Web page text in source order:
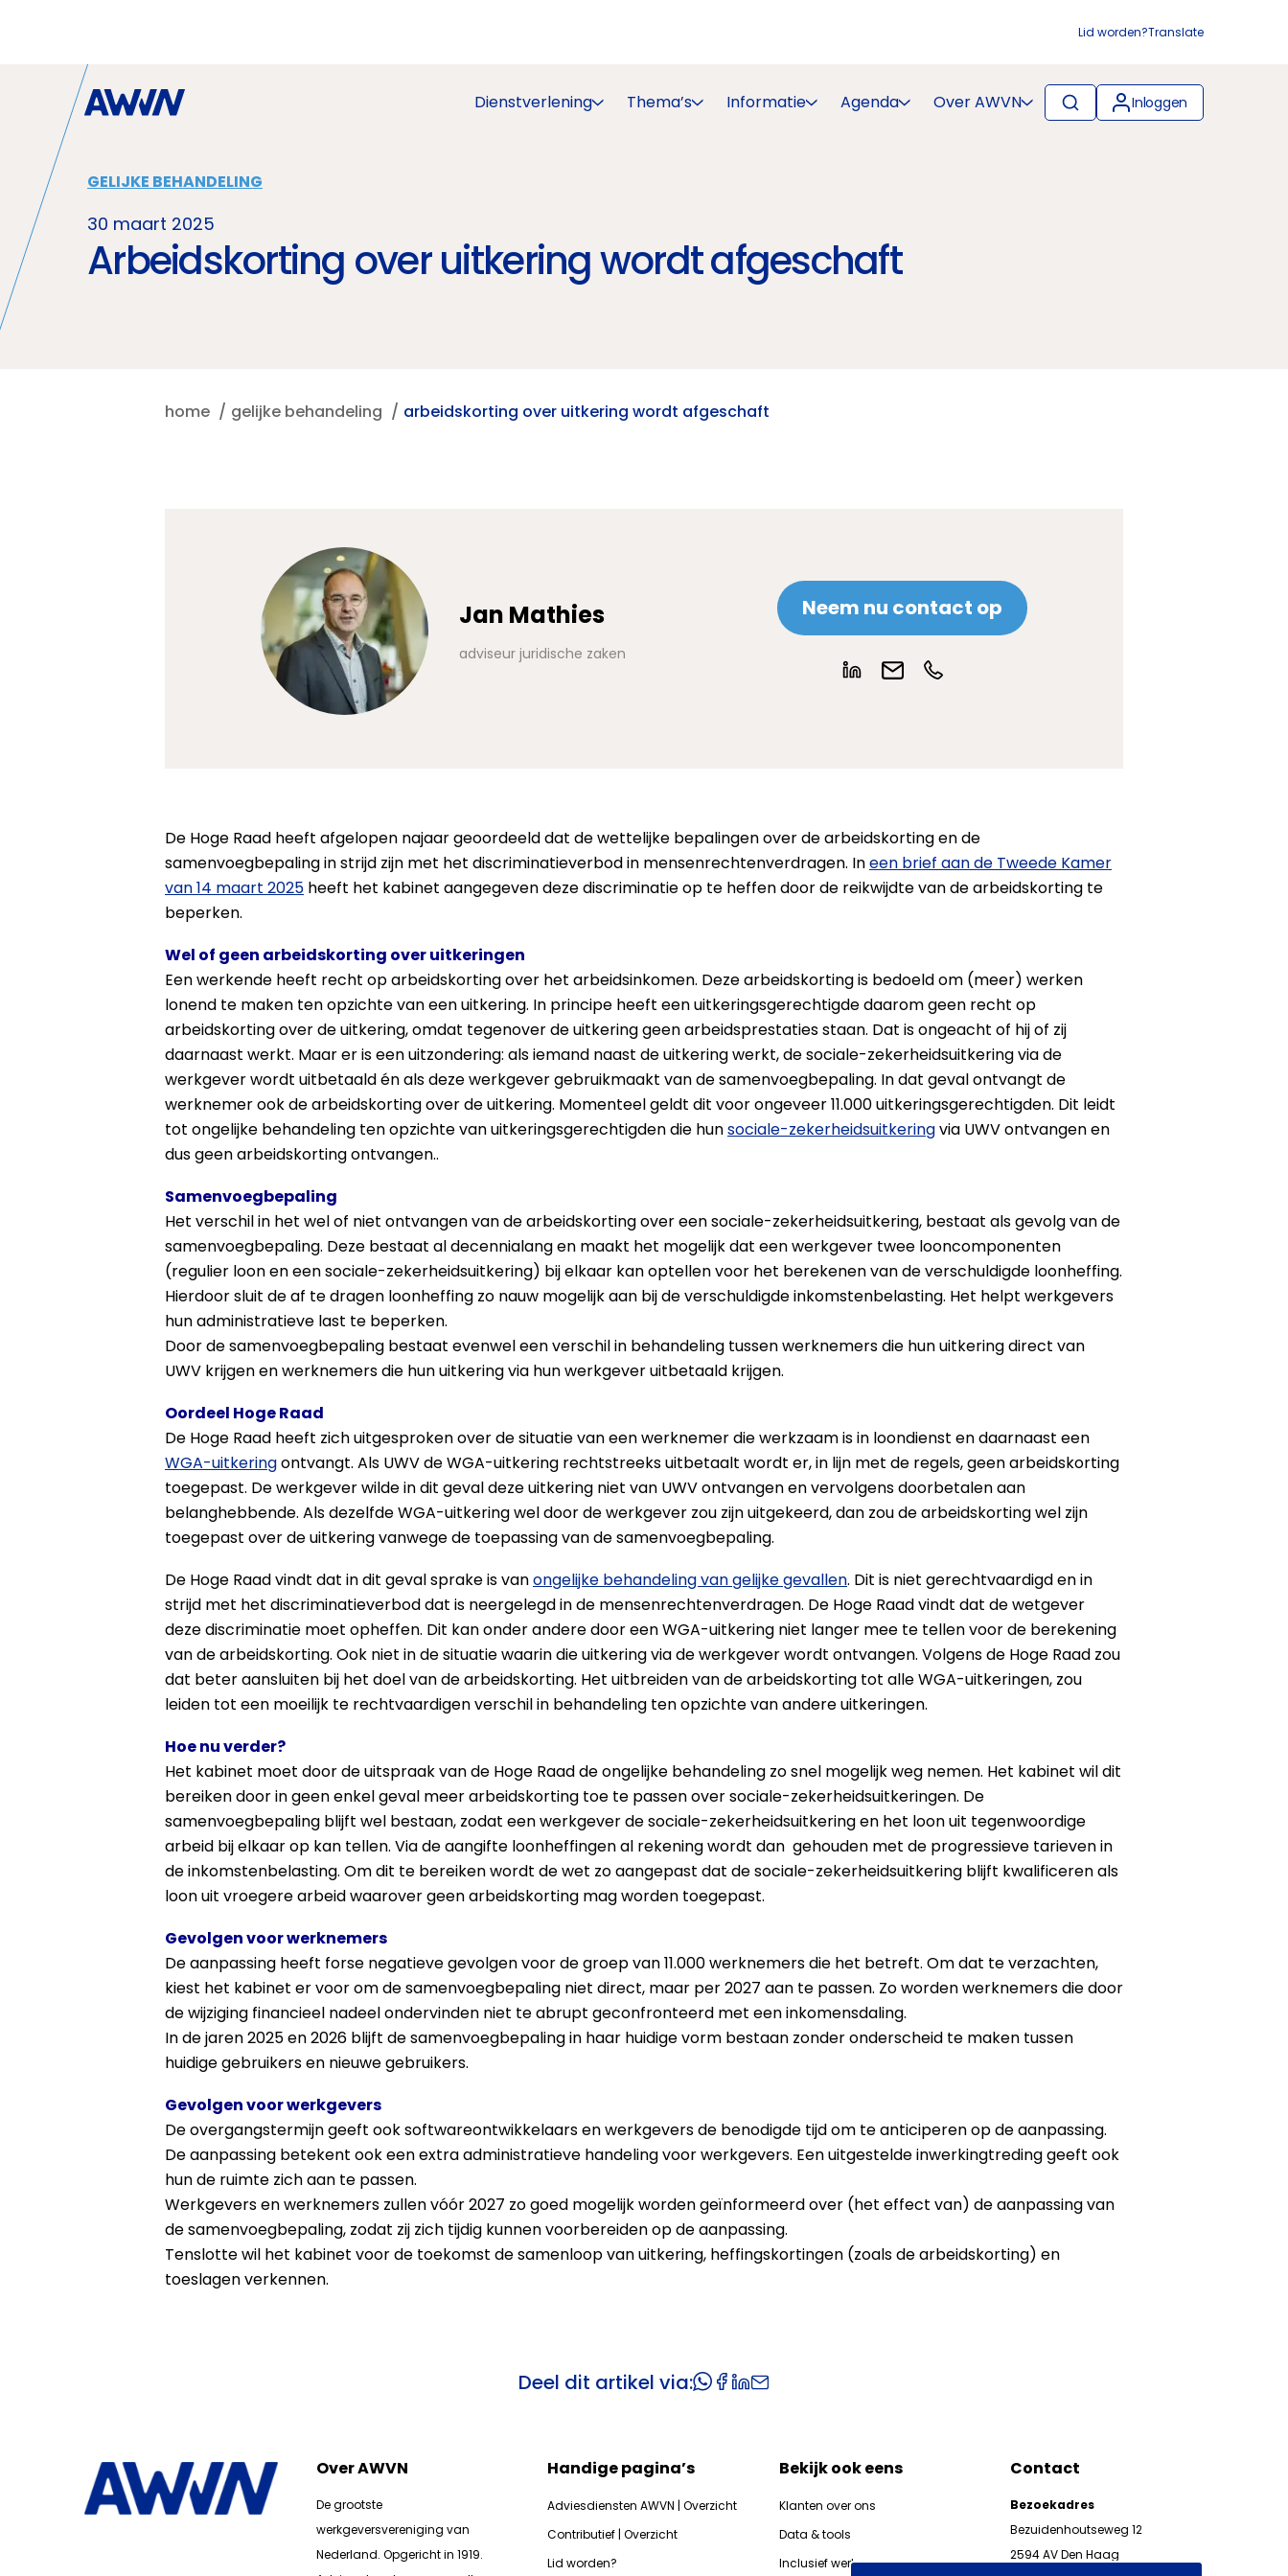
Lid worden?Translate
Dienstverlening Thema’s Informatie Agenda Over AWVN Inloggen
GELIJKE BEHANDELING
30 maart 2025
Arbeidskorting over uitkering wordt afgeschaft
home gelijke behandeling arbeidskorting over uitkering wordt afgeschaft
Jan Mathies
adviseur juridische zaken
Neem nu contact op
De Hoge Raad heeft afgelopen najaar geoordeeld dat de wettelijke bepalingen over de arbeidskorting en de
samenvoegbepaling in strijd zijn met het discriminatieverbod in mensenrechtenverdragen. Ineen brief aan de Tweede Kamer
van 14 maart 2025 heeft het kabinet aangegeven deze discriminatie op te heffen door de reikwijdte van de arbeidskorting te
beperken.
Wel of geen arbeidskorting over uitkeringen
Een werkende heeft recht op arbeidskorting over het arbeidsinkomen. Deze arbeidskorting is bedoeld om (meer) werken
lonend te maken ten opzichte van een uitkering. In principe heeft een uitkeringsgerechtigde daarom geen recht op
arbeidskorting over de uitkering, omdat tegenover de uitkering geen arbeidsprestaties staan. Dat is ongeacht of hij of zij
daarnaast werkt. Maar er is een uitzondering: als iemand naast de uitkering werkt, de sociale-zekerheidsuitkering via de
werkgever wordt uitbetaald én als deze werkgever gebruikmaakt van de samenvoegbepaling. In dat geval ontvangt de
werknemer ook de arbeidskorting over de uitkering. Momenteel geldt dit voor ongeveer 11.000 uitkeringsgerechtigden. Dit leidt
tot ongelijke behandeling ten opzichte van uitkeringsgerechtigden die hunsociale-zekerheidsuitkeringvia UWV ontvangen en
dus geen arbeidskorting ontvangen..
Samenvoegbepaling
Het verschil in het wel of niet ontvangen van de arbeidskorting over een sociale-zekerheidsuitkering, bestaat als gevolg van de
samenvoegbepaling. Deze bestaat al decennialang en maakt het mogelijk dat een werkgever twee looncomponenten
(regulier loon en een sociale-zekerheidsuitkering) bij elkaar kan optellen voor het berekenen van de verschuldigde loonheffing.
Hierdoor sluit de af te dragen loonheffing zo nauw mogelijk aan bij de verschuldigde inkomstenbelasting. Het helpt werkgevers
hun administratieve last te beperken.
Door de samenvoegbepaling bestaat evenwel een verschil in behandeling tussen werknemers die hun uitkering direct van
UWV krijgen en werknemers die hun uitkering via hun werkgever uitbetaald krijgen.
Oordeel Hoge Raad
De Hoge Raad heeft zich uitgesproken over de situatie van een werknemer die werkzaam is in loondienst en daarnaast een
WGA-uitkeringontvangt. Als UWV de WGA-uitkering rechtstreeks uitbetaalt wordt er, in lijn met de regels, geen arbeidskorting
toegepast. De werkgever wilde in dit geval deze uitkering niet van UWV ontvangen en vervolgens doorbetalen aan
belanghebbende. Als dezelfde WGA-uitkering wel door de werkgever zou zijn uitgekeerd, dan zou de arbeidskorting wel zijn
toegepast over de uitkering vanwege de toepassing van de samenvoegbepaling.
De Hoge Raad vindt dat in dit geval sprake is vanongelijke behandeling van gelijke gevallen. Dit is niet gerechtvaardigd en in
strijd met het discriminatieverbod dat is neergelegd in de mensenrechtenverdragen. De Hoge Raad vindt dat de wetgever
deze discriminatie moet opheffen. Dit kan onder andere door een WGA-uitkering niet langer mee te tellen voor de berekening
van de arbeidskorting. Ook niet in de situatie waarin die uitkering via de werkgever wordt ontvangen. Volgens de Hoge Raad zou
dat beter aansluiten bij het doel van de arbeidskorting. Het uitbreiden van de arbeidskorting tot alle WGA-uitkeringen, zou
leiden tot een moeilijk te rechtvaardigen verschil in behandeling ten opzichte van andere uitkeringen.
Hoe nu verder?
Het kabinet moet door de uitspraak van de Hoge Raad de ongelijke behandeling zo snel mogelijk weg nemen. Het kabinet wil dit
bereiken door in geen enkel geval meer arbeidskorting toe te passen over sociale-zekerheidsuitkeringen. De
samenvoegbepaling blijft wel bestaan, zodat een werkgever de sociale-zekerheidsuitkering en het loon uit tegenwoordige
arbeid bij elkaar op kan tellen. Via de aangifte loonheffingen al rekening wordt dan gehouden met de progressieve tarieven in
de inkomstenbelasting. Om dit te bereiken wordt de wet zo aangepast dat de sociale-zekerheidsuitkering blijft kwalificeren als
loon uit vroegere arbeid waarover geen arbeidskorting mag worden toegepast.
Gevolgen voor werknemers
De aanpassing heeft forse negatieve gevolgen voor de groep van 11.000 werknemers die het betreft. Om dat te verzachten,
kiest het kabinet er voor om de samenvoegbepaling niet direct, maar per 2027 aan te passen. Zo worden werknemers die door
de wijziging financieel nadeel ondervinden niet te abrupt geconfronteerd met een inkomensdaling.
In de jaren 2025 en 2026 blijft de samenvoegbepaling in haar huidige vorm bestaan zonder onderscheid te maken tussen
huidige gebruikers en nieuwe gebruikers.
Gevolgen voor werkgevers
De overgangstermijn geeft ook softwareontwikkelaars en werkgevers de benodigde tijd om te anticiperen op de aanpassing.
De aanpassing betekent ook een extra administratieve handeling voor werkgevers. Een uitgestelde inwerkingtreding geeft ook
hun de ruimte zich aan te passen.
Werkgevers en werknemers zullen vóór 2027 zo goed mogelijk worden geïnformeerd over (het effect van) de aanpassing van
de samenvoegbepaling, zodat zij zich tijdig kunnen voorbereiden op de aanpassing.
Tenslotte wil het kabinet voor de toekomst de samenloop van uitkering, heffingskortingen (zoals de arbeidskorting) en
toeslagen verkennen.
Deel dit artikel via:
Over AWVN
De grootste
werkgeversvereniging van
Nederland. Opgericht in 1919.
Handige pagina’s
Adviesdiensten AWVN | Overzicht
Contributief | Overzicht
Lid worden?
Bekijk ook eens
Klanten over ons
Data & tools
Inclusief werkgeven
Contact
Bezoekadres
Bezuidenhoutseweg 12
2594 AV Den Haag